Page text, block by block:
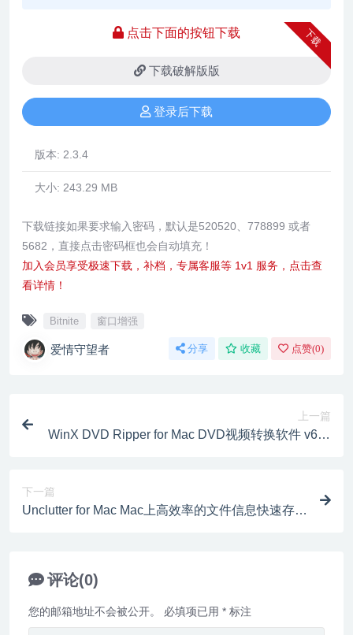
下载
点击下面的按钮下载
下载破解版版
登录后下载
版本: 2.3.4
大小: 243.29 MB
下载链接如果要求输入密码，默认是520520、778899 或者
5682，直接点击密码框也会自动填充！
加入会员享受极速下载，补档，专属客服等 1v1 服务，点击查
看详情！
Bitnite 窗口增强
爱情守望者 分享 收藏 点赞(0)
上一篇
WinX DVD Ripper for Mac DVD视频转换软件 v6.8.
下一篇
Unclutter for Mac Mac上高效率的文件信息快速存储
评论(0)
您的邮箱地址不会被公开。 必填项已用 * 标注